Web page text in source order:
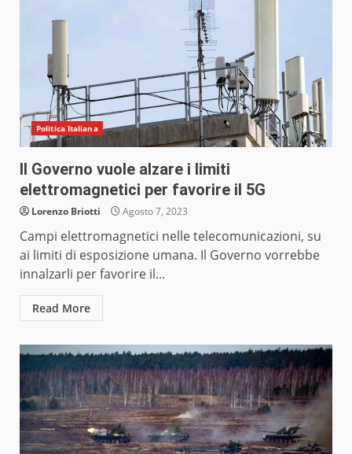
Politica Italiana
Il Governo vuole alzare i limiti
elettromagnetici per favorire il 5G
Lorenzo Briotti Agosto 7, 2023
Campi elettromagnetici nelle telecomunicazioni, su
ai limiti di esposizione umana. Il Governo vorrebbe
innalzarli per favorire il...
Read More